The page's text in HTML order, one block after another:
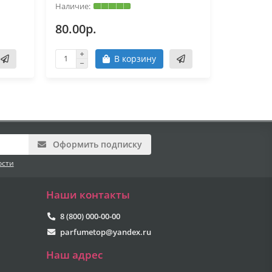
80.00р.
В корзину
Оформить подписку
Наши контакты
8 (800) 000-00-00
parfumetop@yandex.ru
Наш адрес